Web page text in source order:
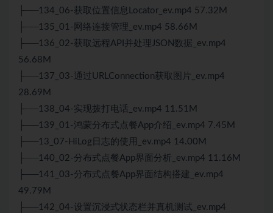
├──134_06-获取位置信息Locator_ev.mp4 57.32M
├──135_01-网络连接管理_ev.mp4 58.66M
├──136_02-获取远程API并处理JSON数据_ev.mp4
56.68M
├──137_03-通过URLConnection获取图片_ev.mp4
28.69M
├──138_04-实现拨打电话_ev.mp4 11.51M
├──139_01-鸿蒙分布式点餐App介绍_ev.mp4 7.45M
├──13_07-HiLog日志的使用_ev.mp4 14.00M
├──140_02-分布式点餐App界面分析_ev.mp4 11.16M
├──141_03-分布式点餐App界面结构搭建_ev.mp4
49.79M
├──142_04-设置沉浸式状态栏并真机测试_ev.mp4